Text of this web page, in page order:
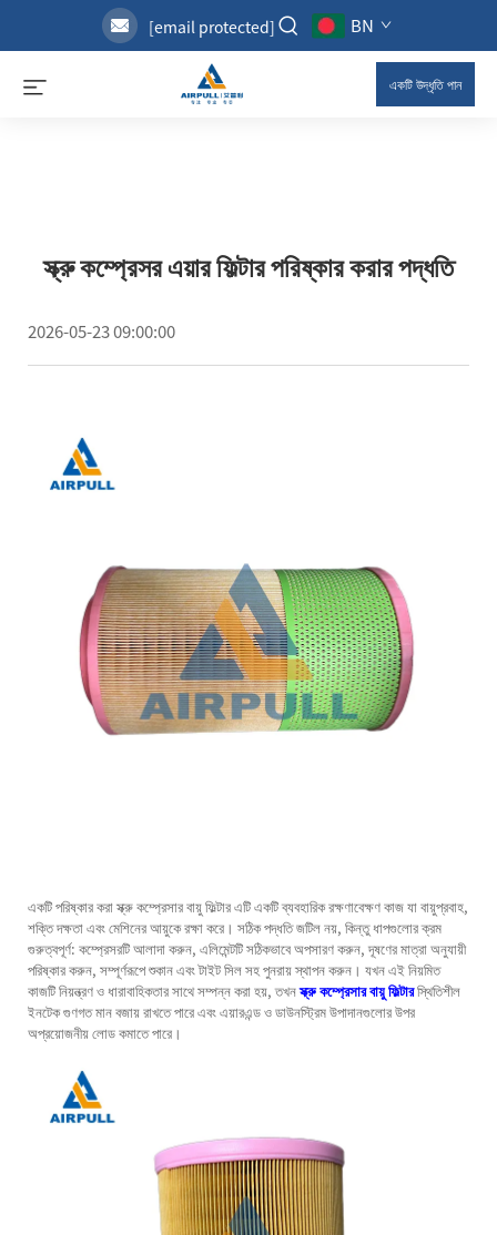
[email protected] BN
একটি উদ্ধৃতি পান
স্ক্রু কম্প্রেসর এয়ার ফিল্টার পরিষ্কার করার পদ্ধতি
2026-05-23 09:00:00
একটি পরিষ্কার করাস্ক্রু কম্প্রেসার বায়ু ফিল্টারএটি একটি ব্যবহারিক রক্ষণাবেক্ষণ কাজ যা বায়ুপ্রবাহ,
শক্তি দক্ষতা এবং মেশিনের আয়ুকে রক্ষা করে। সঠিক পদ্ধতি জটিল নয়, কিন্তু ধাপগুলোর ক্রম
গুরুত্বপূর্ণ: কম্প্রেসরটি আলাদা করুন, এলিমেন্টটি সঠিকভাবে অপসারণ করুন, দূষণের মাত্রা অনুযায়ী
পরিষ্কার করুন, সম্পূর্ণরূপে শুকান এবং টাইট সিল সহ পুনরায় স্থাপন করুন। যখন এই নিয়মিত
কাজটি নিয়ন্ত্রণ ও ধারাবাহিকতার সাথে সম্পন্ন করা হয়, তখনস্ক্রু কম্প্রেসার বায়ু ফিল্টারস্থিতিশীল
ইনটেক গুণগত মান বজায় রাখতে পারে এবং এয়ারএন্ড ও ডাউনস্ট্রিম উপাদানগুলোর উপর
অপ্রয়োজনীয় লোড কমাতে পারে।